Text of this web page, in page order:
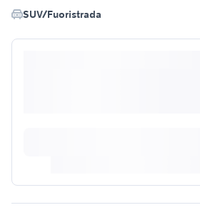
SUV/Fuoristrada